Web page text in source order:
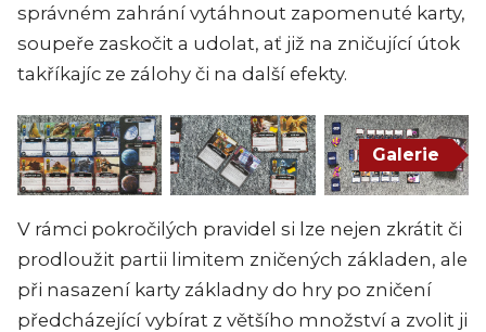
správném zahrání vytáhnout zapomenuté karty,
soupeře zaskočit a udolat, ať již na zničující útok
takříkajíc ze zálohy či na další efekty.
Galerie
V rámci pokročilých pravidel si lze nejen zkrátit či
prodloužit partii limitem zničených základen, ale
při nasazení karty základny do hry po zničení
předcházející vybírat z většího množství a zvolit ji